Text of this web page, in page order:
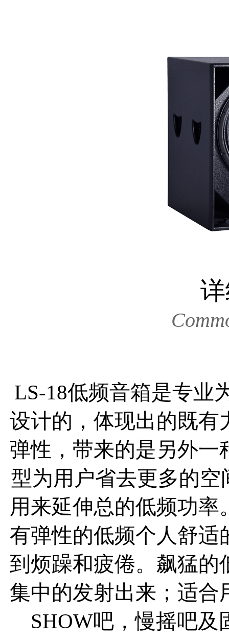
LS-18低频音箱是专业
设计的，体现出的既有
弹性，带来的是另外一
型为用户省去更多的空
用来延伸总的低频功
有弹性的低频个人舒适
到烦躁和疲倦。飙猛的
集中的发射出来；适合
SHOW吧，慢摇吧